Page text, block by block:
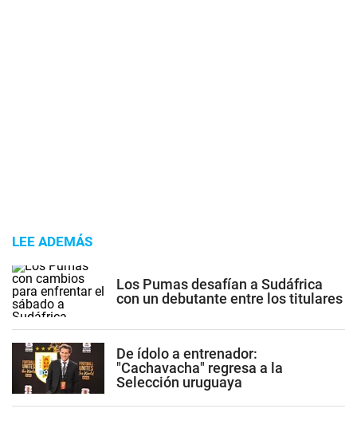
LEE ADEMÁS
Los Pumas desafían a Sudáfrica
con un debutante entre los titulares
De ídolo a entrenador:
"Cachavacha" regresa a la
Selección uruguaya